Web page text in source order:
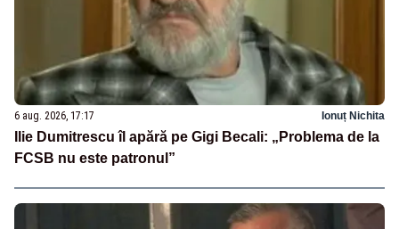
6 aug. 2026, 17:17 Ionuț Nichita
Ilie Dumitrescu îl apără pe Gigi Becali: „Problema de la
FCSB nu este patronul”